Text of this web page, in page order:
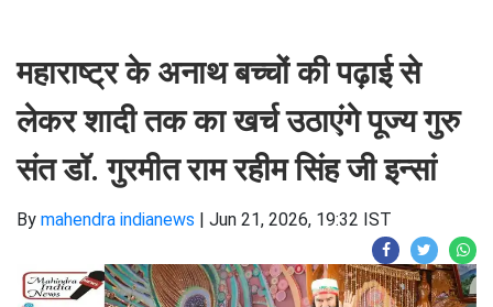
महाराष्ट्र के अनाथ बच्चों की पढ़ाई से
लेकर शादी तक का खर्च उठाएंगे पूज्य गुरु
संत डॉ. गुरमीत राम रहीम सिंह जी इन्सां
By mahendra indianews | Jun 21, 2026, 19:32 IST